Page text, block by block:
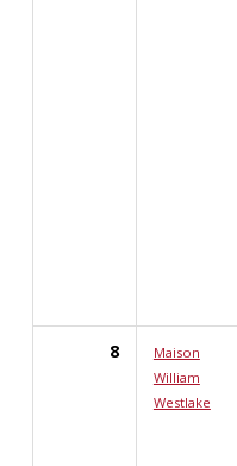
8
Maison
William
Westlake
Afficher